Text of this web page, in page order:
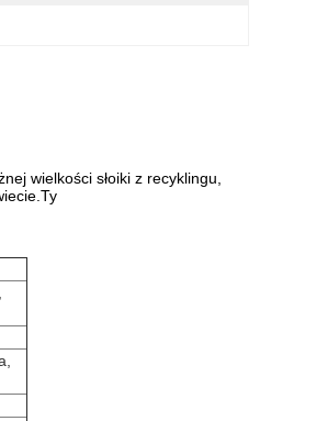
wielkości słoiki z recyklingu,